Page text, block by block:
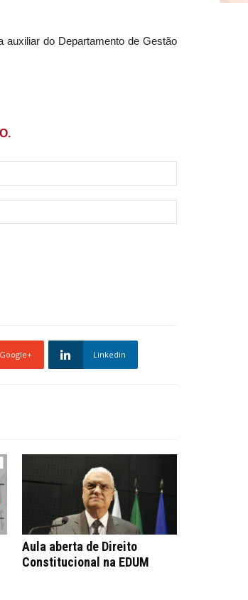
do Departamento de Gestão
Google+ Linkedin
Aula aberta de Direito
Constitucional na EDUM